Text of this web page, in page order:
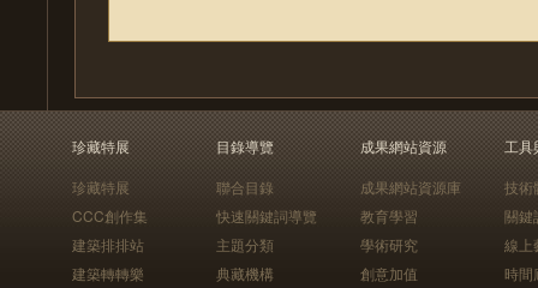
珍藏特展
珍藏特展
CCC創作集
建築排排站
建築轉轉樂
目錄導覽
聯合目錄
快速關鍵詞導覽
主題分類
典藏機構
成果網站資源
成果網站資源庫
教育學習
學術研究
創意加值
工具
技術
關鍵
線上
時間